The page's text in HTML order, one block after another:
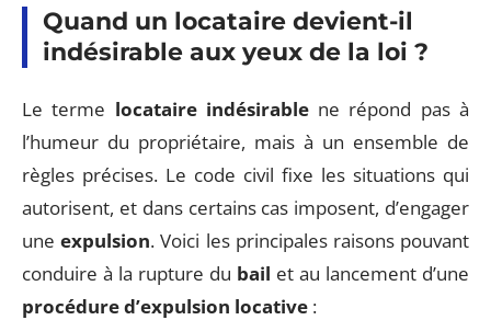
Quand un locataire devient-il
indésirable aux yeux de la loi ?
Le terme locataire indésirablene répond pas à
l’humeur du propriétaire, mais à un ensemble de
règles précises. Le code civil fixe les situations qui
autorisent, et dans certains cas imposent, d’engager
uneexpulsion. Voici les principales raisons pouvant
conduire à la rupture du bail et au lancement d’une
procédure d’expulsion locative :